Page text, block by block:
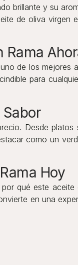
brillante y su
de oliva virgen
de los mejores
para
Desde platos
como un
Hoy
qué este aceite
en una